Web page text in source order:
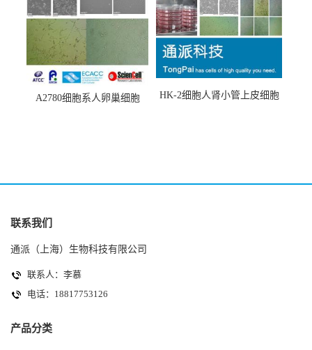
A2780细胞系人卵巢细胞
HK-2细胞人肾小管上皮细胞
联系我们
通派（上海）生物科技有限公司
联系人：李慕
电话：18817753126
产品分类